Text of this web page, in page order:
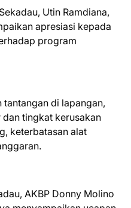
Utin Ramdiana,
apresiasi kepada
program
di lapangan,
tingkat kerusakan
keterbatasan alat
AKBP Donny Molino